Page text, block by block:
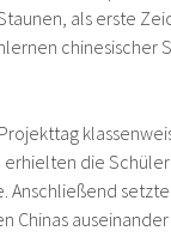
als erste
chinesischer
die
Anschließend
Chinas